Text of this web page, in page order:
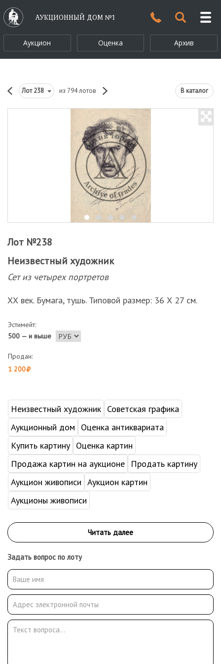
АУКЦИОННЫЙ ДОМ №1
Аукцион Оценка Архив
Лот238 из 794 лотов В каталог
Лот №238
Неизвестный художник
Сет из четырех портретов
ХХ век. Бумага, тушь. Типовой размер: 36 Х 27 см.
Эстимейт:
500 — и выше
Продан:
1 200
Неизвестный художник Советская графика
Аукционный дом
Оценка антиквариата
Купить картину Оценка картин
Продажа картин на аукционе
Продать картину
Аукцион живописи Аукцион картин
Аукционы живописи
Задать вопрос по лоту